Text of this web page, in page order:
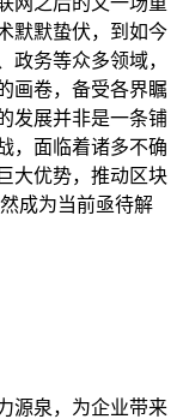
默默蛰伏，到如今
政务等众多领域，
画卷，备受各界瞩
发展并非是一条铺
，面临着诸多不确
大优势，推动区块
成为当前亟待解
源泉，为企业带来